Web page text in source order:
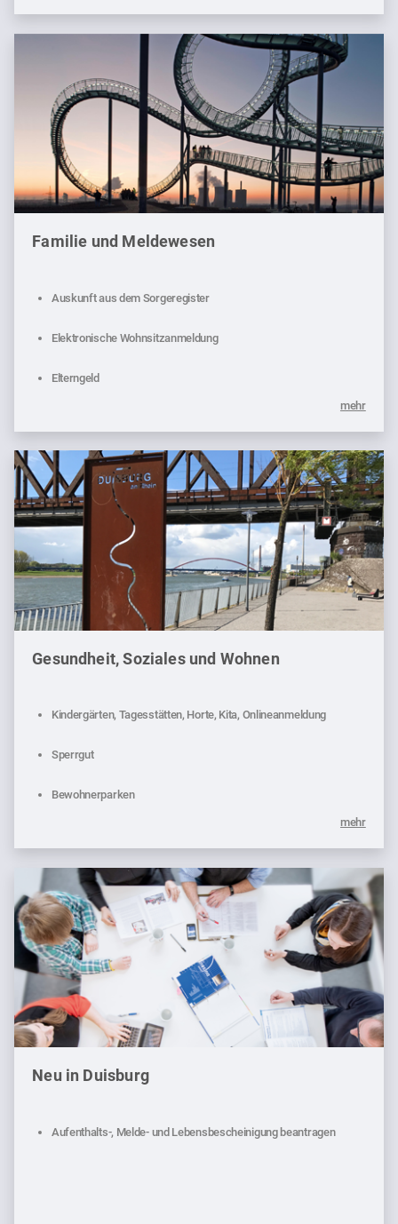
Familie und Meldewesen
Auskunft aus dem Sorgeregister
Elektronische Wohnsitzanmeldung
Elterngeld
mehr
Gesundheit, Soziales und Wohnen
Kindergärten, Tagesstätten, Horte, Kita, Onlineanmeldung
Sperrgut
Bewohnerparken
mehr
Neu in Duisburg
Aufenthalts-, Melde- und Lebensbescheinigung beantragen